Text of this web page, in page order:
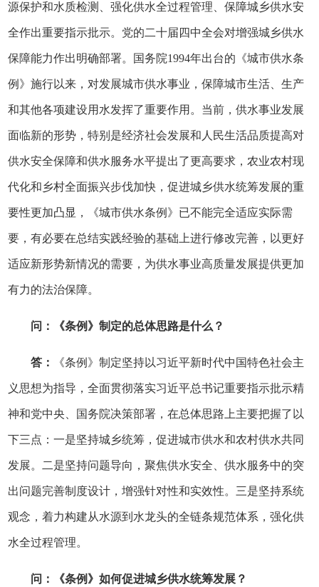
源保护和水质检测、强化供水全过程管理、保障城乡供水安
全作出重要指示批示。党的二十届四中全会对增强城乡供水
保障能力作出明确部署。国务院1994年出台的《城市供水条
例》施行以来，对发展城市供水事业，保障城市生活、生产
和其他各项建设用水发挥了重要作用。当前，供水事业发展
面临新的形势，特别是经济社会发展和人民生活品质提高对
供水安全保障和供水服务水平提出了更高要求，农业农村现
代化和乡村全面振兴步伐加快，促进城乡供水统筹发展的重
要性更加凸显，《城市供水条例》已不能完全适应实际需
要，有必要在总结实践经验的基础上进行修改完善，以更好
适应新形势新情况的需要，为供水事业高质量发展提供更加
有力的法治保障。
问：《条例》制定的总体思路是什么？
答： 《条例》制定坚持以习近平新时代中国特色社会主
义思想为指导，全面贯彻落实习近平总书记重要指示批示精
神和党中央、国务院决策部署，在总体思路上主要把握了以
下三点：一是坚持城乡统筹，促进城市供水和农村供水共同
发展。二是坚持问题导向，聚焦供水安全、供水服务中的突
出问题完善制度设计，增强针对性和实效性。三是坚持系统
观念，着力构建从水源到水龙头的全链条规范体系，强化供
水全过程管理。
问：《条例》如何促进城乡供水统筹发展？